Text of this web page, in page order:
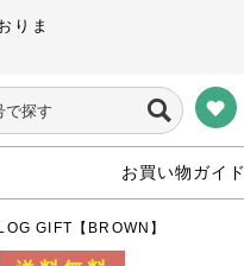
りま
お買い物ガイド
GIFT【BROWN】